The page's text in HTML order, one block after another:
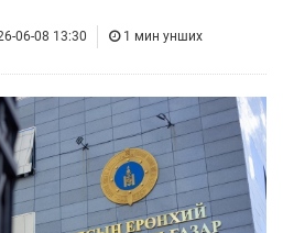
06-08 13:30 1 мин унших